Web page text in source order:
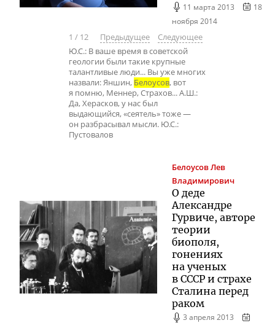
11 марта 2013
18
ноября 2014
1 / 12 Предыдущее
Следующее
Ю.С.: В ваше время в советской
геологии были такие крупные
талантливые люди... Вы уже многих
назвали: Яншин, Белоусов, вот
я помню, Меннер, Страхов... А.Ш.:
Да, Херасков, у нас был
выдающийся, «сеятель» тоже —
он разбрасывал мысли. Ю.С.:
Пустовалов
БелоусовЛев
Владимирович
О деде
Александре
Гурвиче, авторе
теории
биополя,
гонениях
на ученых
в СССР и страхе
Сталина перед
раком
3 апреля 2013